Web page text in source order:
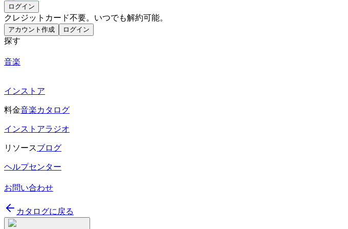
ログイン
クレジットカード不要。いつでも解約可能。
アカウント作成 ログイン
探す
音楽
インストア
料金音楽カタログ
インストアラジオ
リソースブログ
ヘルプセンター
お問い合わせ
カタログに戻る